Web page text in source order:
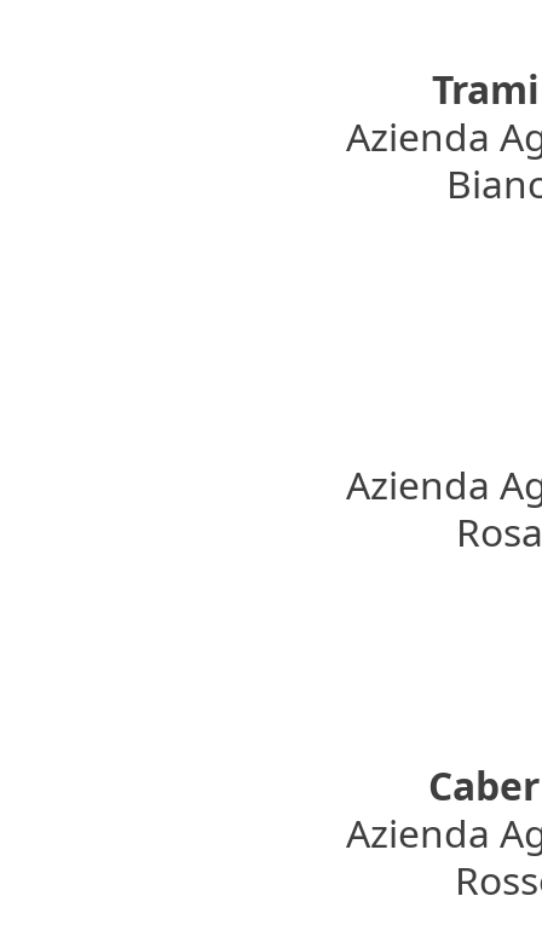
Azienda
Azienda
Azienda